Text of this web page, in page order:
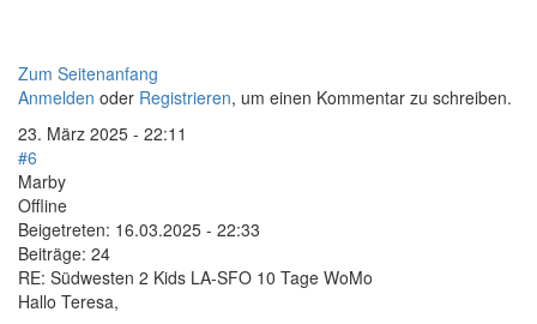
Zum Seitenanfang
Anmelden oder Registrieren, um einen Kommentar zu schreiben.
23. März 2025 - 22:11
#6
Marby
Offline
Beigetreten: 16.03.2025 - 22:33
Beiträge: 24
RE: Südwesten 2 Kids LA-SFO 10 Tage WoMo
Hallo Teresa,